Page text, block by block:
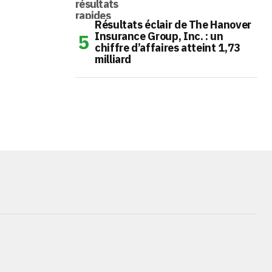
Résultats éclair de The Hanover
Insurance Group, Inc. : un
chiffre d’affaires atteint 1,73
milliard